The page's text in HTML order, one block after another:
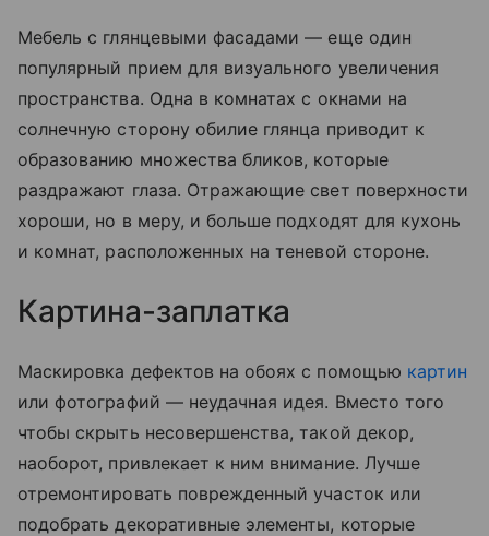
Мебель с глянцевыми фасадами — еще один
популярный прием для визуального увеличения
пространства. Одна в комнатах с окнами на
солнечную сторону обилие глянца приводит к
образованию множества бликов, которые
раздражают глаза. Отражающие свет поверхности
хороши, но в меру, и больше подходят для кухонь
и комнат, расположенных на теневой стороне.
Картина-заплатка
Маскировка дефектов на обоях с помощью картин
или фотографий — неудачная идея. Вместо того
чтобы скрыть несовершенства, такой декор,
наоборот, привлекает к ним внимание. Лучше
отремонтировать поврежденный участок или
подобрать декоративные элементы, которые